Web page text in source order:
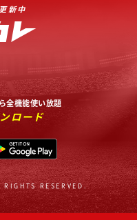
新中
全機能使い放題
ロード
RESERVED.